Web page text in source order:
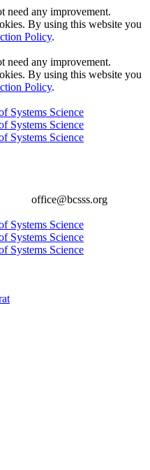
need any improvement.
By using this website you
Policy.
need any improvement.
By using this website you
Policy.
office@bcsss.org